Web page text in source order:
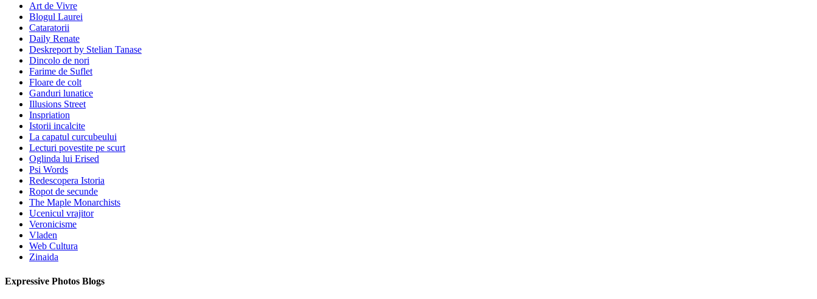
Art de Vivre
Blogul Laurei
Cataratorii
Daily Renate
Deskreport by Stelian Tanase
Dincolo de nori
Farime de Suflet
Floare de colt
Ganduri lunatice
Illusions Street
Inspriation
Istorii incalcite
La capatul curcubeului
Lecturi povestite pe scurt
Oglinda lui Erised
Psi Words
Redescopera Istoria
Ropot de secunde
The Maple Monarchists
Ucenicul vrajitor
Veronicisme
Vladen
Web Cultura
Zinaida
Expressive Photos Blogs